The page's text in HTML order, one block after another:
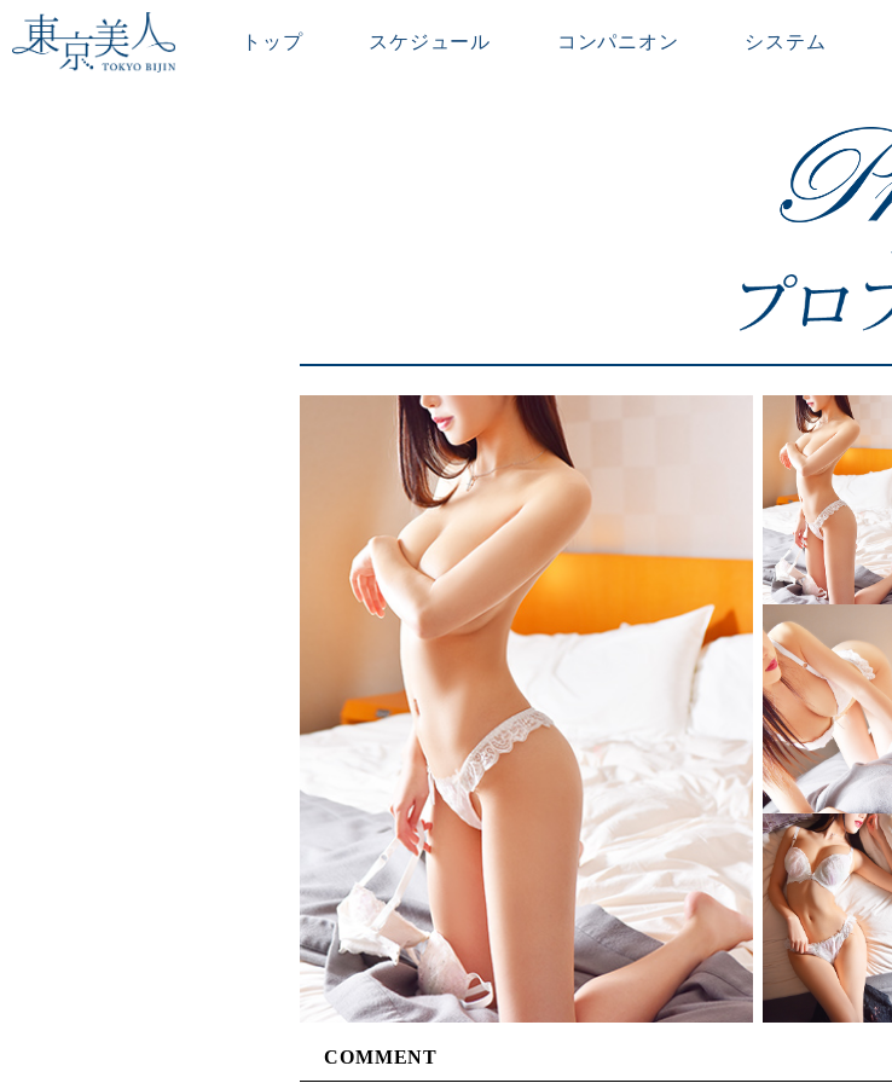
トップ スケジュール コンパニオン システム
COMMENT